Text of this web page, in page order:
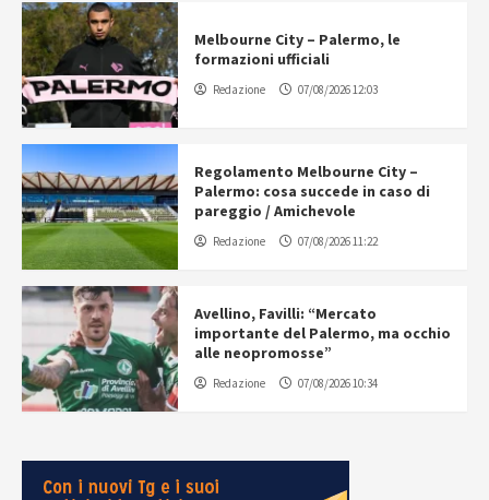
Melbourne City – Palermo, le
formazioni ufficiali
Redazione 07/08/2026 12:03
Regolamento Melbourne City –
Palermo: cosa succede in caso di
pareggio / Amichevole
Redazione 07/08/2026 11:22
Avellino, Favilli: “Mercato
importante del Palermo, ma occhio
alle neopromosse”
Redazione 07/08/2026 10:34